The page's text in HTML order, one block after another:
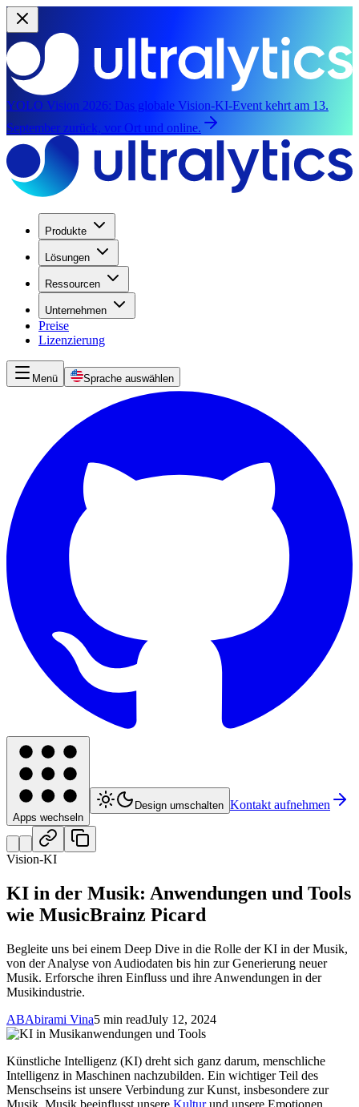
YOLO Vision 2026: Das globale Vision-KI-Event kehrt am 13.
September zurück, vor Ort und online.
Produkte
Lösungen
Ressourcen
Unternehmen
Preise
Lizenzierung
Menü Sprache auswählen
Apps wechseln
Design umschalten Kontakt aufnehmen
Vision-KI
KI in der Musik: Anwendungen und Tools
wie MusicBrainz Picard
Begleite uns bei einem Deep Dive in die Rolle der KI in der Musik,
von der Analyse von Audiodaten bis hin zur Generierung neuer
Musik. Erforsche ihren Einfluss und ihre Anwendungen in der
Musikindustrie.
ABAbirami Vina5 min readJuly 12, 2024
Künstliche Intelligenz (KI) dreht sich ganz darum, menschliche
Intelligenz in Maschinen nachzubilden. Ein wichtiger Teil des
Menschseins ist unsere Verbindung zur Kunst, insbesondere zur
Musik. Musik beeinflusst unsere Kulturund unsere Emotionen